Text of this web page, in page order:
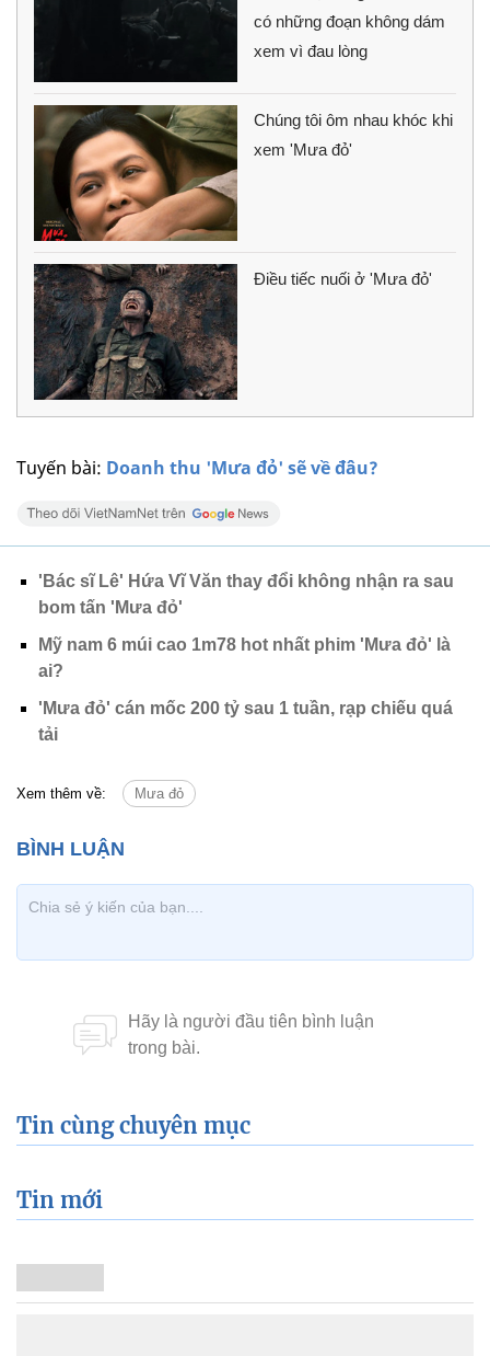
Tuyến bài: Doanh thu 'Mưa đỏ' sẽ về đâu?
có những đoạn không dám
xem vì đau lòng
Chúng tôi ôm nhau khóc khi
xem 'Mưa đỏ'
Điều tiếc nuối ở 'Mưa đỏ'
'Bác sĩ Lê' Hứa Vĩ Văn thay đổi không nhận ra sau
bom tấn 'Mưa đỏ'
Mỹ nam 6 múi cao 1m78 hot nhất phim 'Mưa đỏ' là
ai?
'Mưa đỏ' cán mốc 200 tỷ sau 1 tuần, rạp chiếu quá
tải
Xem thêm về: Mưa đỏ
Tin cùng chuyên mục
Tin mới